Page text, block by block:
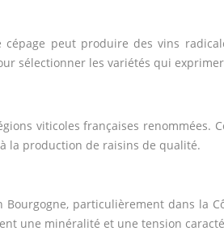
peut produire des vins
sélectionner les variétés qui
viticoles françaises
la production de raisins de qualité.
particulièrement dans la
une minéralité et une tension